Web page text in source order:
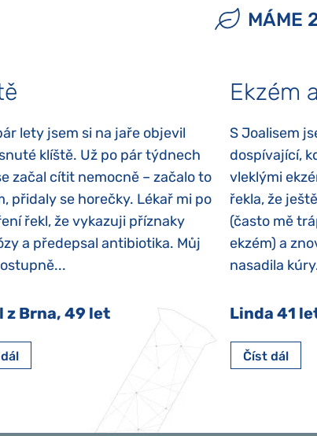
MÁME
lety jsem si na jaře objevil
klíště. Už po pár týdnech
začal cítit nemocně – začalo to
přidaly se horečky. Lékař mi po
řekl, že vykazuji příznaky
a předepsal antibiotika. Můj
z Brna, 49 let
Ekzém
S Joalisem
dospívající,
vleklými
řekla, že
(často mě
ekzém) a
nasadila
Linda 41
Číst dál